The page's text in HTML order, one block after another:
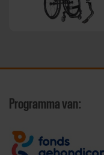
Programma van: